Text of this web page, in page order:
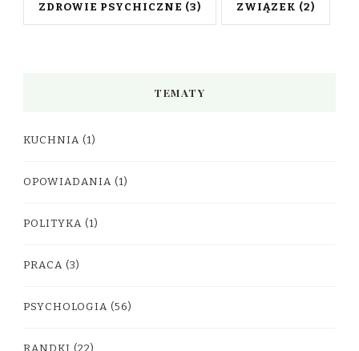
ZDROWIE PSYCHICZNE (3) ZWIĄZEK (2)
TEMATY
KUCHNIA (1)
OPOWIADANIA (1)
POLITYKA (1)
PRACA (3)
PSYCHOLOGIA (56)
RANDKI (22)